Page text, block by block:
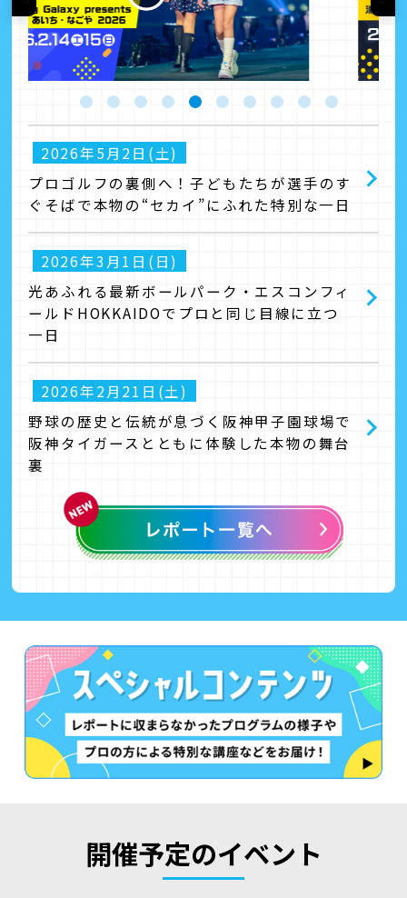
2026年5月2日(土)
プロゴルフの裏側へ！子どもたちが選手のす
ぐそばで本物の“セカイ”にふれた特別な一日
2026年3月1日(日)
光あふれる最新ボールパーク・エスコンフィ
ールドHOKKAIDOでプロと同じ目線に立つ
一日
2026年2月21日(土)
野球の歴史と伝統が息づく阪神甲子園球場で
阪神タイガースとともに体験した本物の舞台
裏
開催予定のイベント